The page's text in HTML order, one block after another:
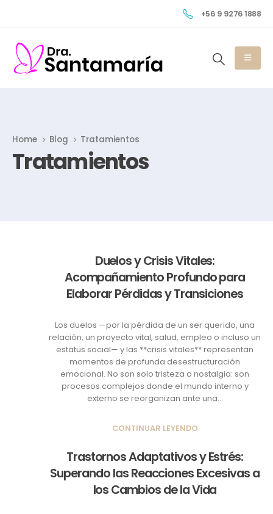
+56 9 9276 1888
Tratamientos
Home Blog Tratamientos
Duelos y Crisis Vitales:
Acompañamiento Profundo para
Elaborar Pérdidas y Transiciones
Los duelos —por la pérdida de un ser querido, una
relación, un proyecto vital, salud, empleo o incluso un
estatus social— y las **crisis vitales** representan
momentos de profunda desestructuración
emocional. No son solo tristeza o nostalgia: son
procesos complejos donde el mundo interno y
externo se reorganizan ante una...
CONTINUAR LEYENDO
Trastornos Adaptativos y Estrés:
Superando las Reacciones Excesivas a
los Cambios de la Vida